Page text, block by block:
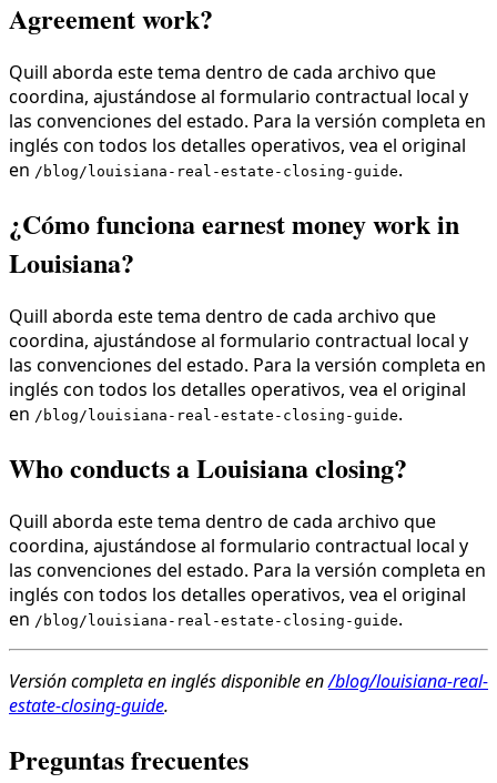
Agreement work?
Quill aborda este tema dentro de cada archivo que
coordina, ajustándose al formulario contractual local y
las convenciones del estado. Para la versión completa en
inglés con todos los detalles operativos, vea el original
en /blog/louisiana-real-estate-closing-guide.
¿Cómo funciona earnest money work in
Louisiana?
Quill aborda este tema dentro de cada archivo que
coordina, ajustándose al formulario contractual local y
las convenciones del estado. Para la versión completa en
inglés con todos los detalles operativos, vea el original
en /blog/louisiana-real-estate-closing-guide.
Who conducts a Louisiana closing?
Quill aborda este tema dentro de cada archivo que
coordina, ajustándose al formulario contractual local y
las convenciones del estado. Para la versión completa en
inglés con todos los detalles operativos, vea el original
en /blog/louisiana-real-estate-closing-guide.
Versión completa en inglés disponible en/blog/louisiana-real-
estate-closing-guide.
Preguntas frecuentes